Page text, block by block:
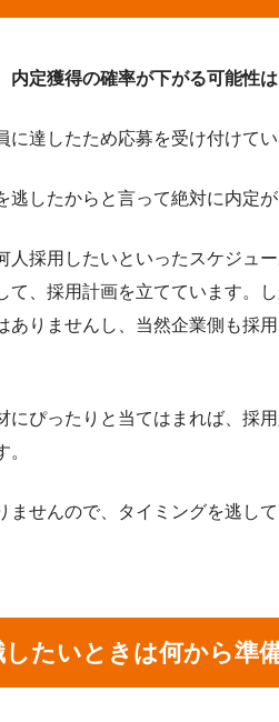
内定獲得の確率が下がる可能性は
に達したため応募を受け付けて
逃したからと言って絶対に内定
人採用したいといったスケジュ
て、採用計画を立てています。
ありませんし、当然企業側も採
にぴったりと当てはまれば、採
ませんので、タイミングを逃し
たいときは何から準